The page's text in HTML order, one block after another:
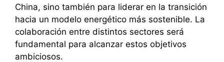
China, sino también para liderar en la transición
hacia un modelo energético más sostenible. La
colaboración entre distintos sectores será
fundamental para alcanzar estos objetivos
ambiciosos.